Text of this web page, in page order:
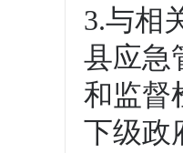
3.与相
县应急
和监督
下级政